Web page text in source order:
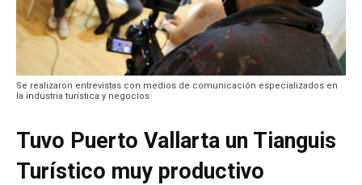
Se realizaron entrevistas con medios de comunicación especializados en
la industria turística y negocios
Tuvo Puerto Vallarta un Tianguis
Turístico muy productivo